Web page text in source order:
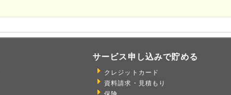
サービス申し込みで貯める
クレジットカード
資料請求・見積もり